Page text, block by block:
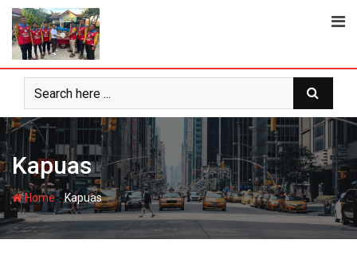
Skip
content
Kapuas
Home-Kapuas